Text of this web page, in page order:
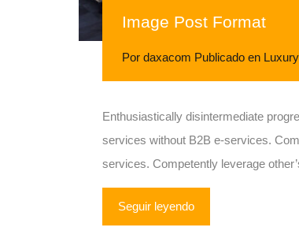
Image Post Format
Por daxacom Publicado en Luxury
Enthusiastically disintermediate
services without B2B e-services.
services. Competently leverage
Seguir leyendo